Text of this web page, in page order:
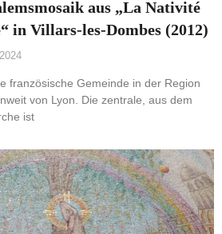
aus „La Nativité
in Villars-les-Dombes (2012)
französische Gemeinde in der Region
von Lyon. Die zentrale, aus dem
ist